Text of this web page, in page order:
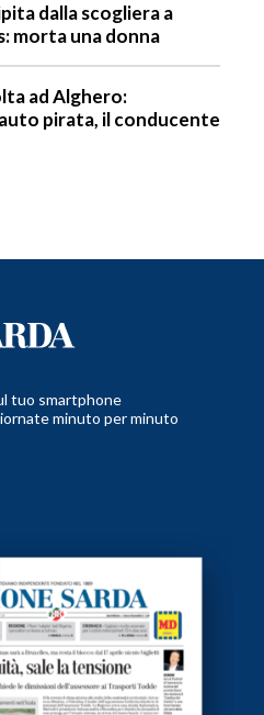
dalla scogliera a
morta una donna
ad Alghero:
pirata, il conducente
tuo smartphone
minuto per minuto